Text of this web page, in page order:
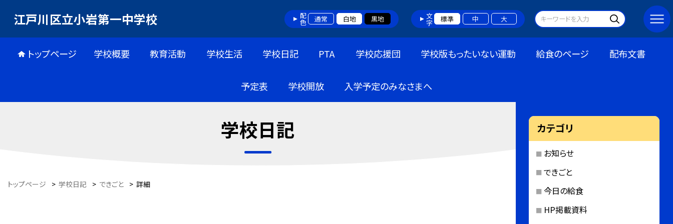
江戸川区立小岩第一中学校 配色 通常 白地 黒地 文字 標準 中 大
トップページ 学校概要 教育活動 学校生活 学校日記 PTA 学校応援団 学校版もったいない運動 給食のページ 配布文書
予定表 学校開放 入学予定のみなさまへ
学校日記
トップページ > 学校日記 > できごと > 詳細
カテゴリ
お知らせ
できごと
今日の給食
HP掲載資料